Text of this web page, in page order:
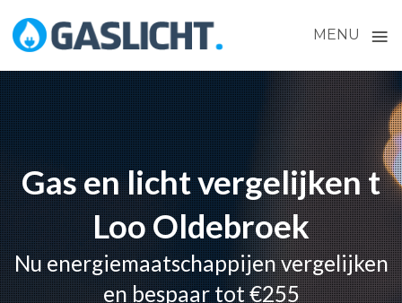
MENU ≡
Skip
to
content
Gas en licht vergelijken t
Loo Oldebroek
Nu energiemaatschappijen vergelijken
en bespaar tot €255